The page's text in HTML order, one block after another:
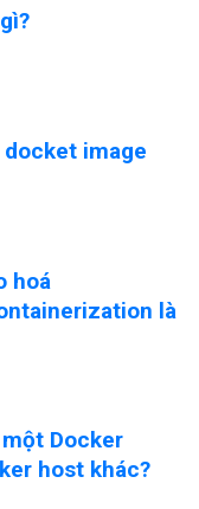
image
hoá
là
Docker
host khác?